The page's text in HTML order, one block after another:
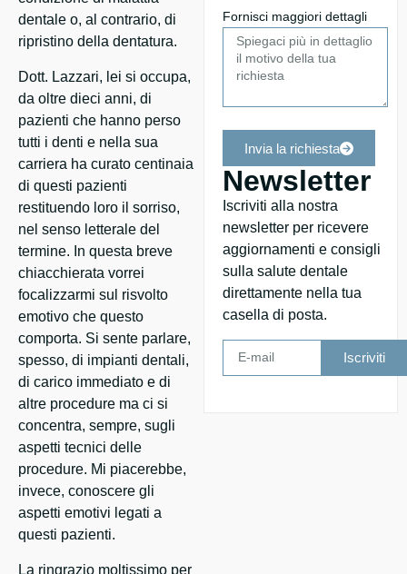
dentale o, al contrario, di
ripristino della dentatura.
Dott. Lazzari, lei si occupa,
da oltre dieci anni, di
pazienti che hanno perso
tutti i denti e nella sua
carriera ha curato centinaia
di questi pazienti
restituendo loro il sorriso,
nel senso letterale del
termine. In questa breve
chiacchierata vorrei
focalizzarmi sul risvolto
emotivo che questo
comporta. Si sente parlare,
spesso, di impianti dentali,
di carico immediato e di
altre procedure ma ci si
concentra, sempre, sugli
aspetti tecnici delle
procedure. Mi piacerebbe,
invece, conoscere gli
aspetti emotivi legati a
questi pazienti.
La ringrazio moltissimo per
Fornisci maggiori dettagli
Invia la richiesta
Newsletter
Iscriviti alla nostra
newsletter per ricevere
aggiornamenti e consigli
sulla salute dentale
direttamente nella tua
casella di posta.
Iscriviti